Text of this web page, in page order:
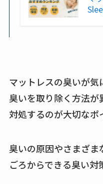
マットレスの臭いが気
臭いを取り除く方法
対処するのが大切なポ
臭いの原因やさまざま
ごろからできる臭い対